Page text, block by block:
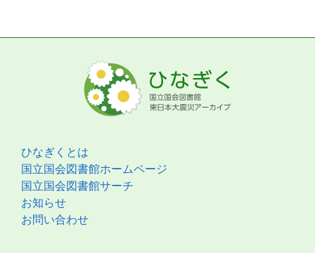
ひなぎくとは
国立国会図書館ホームページ
国立国会図書館サーチ
お知らせ
お問い合わせ